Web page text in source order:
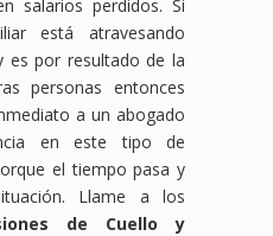
salarios perdidos. Si
está atravesando
es por resultado de la
personas entonces
a un abogado
en este tipo de
el tiempo pasa y
Llame a los
de Cuello y